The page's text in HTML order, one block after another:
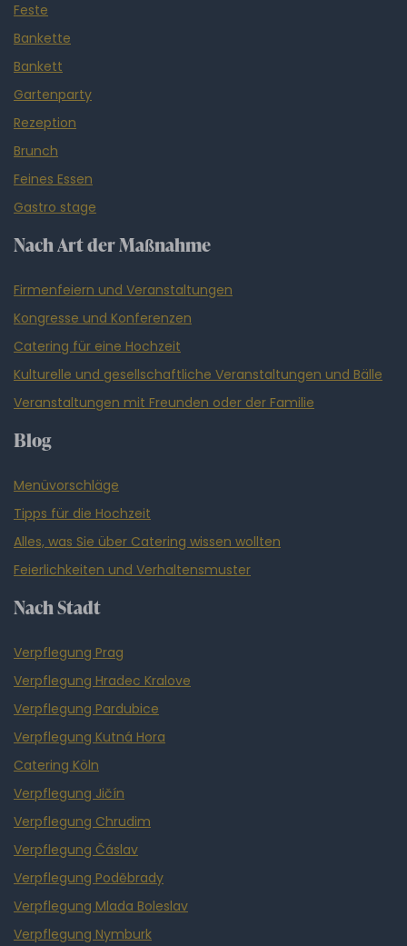
Feste
Bankette
Bankett
Gartenparty
Rezeption
Brunch
Feines Essen
Gastro stage
Nach Art der Maßnahme
Firmenfeiern und Veranstaltungen
Kongresse und Konferenzen
Catering für eine Hochzeit
Kulturelle und gesellschaftliche Veranstaltungen und Bälle
Veranstaltungen mit Freunden oder der Familie
Blog
Menüvorschläge
Tipps für die Hochzeit
Alles, was Sie über Catering wissen wollten
Feierlichkeiten und Verhaltensmuster
Nach Stadt
Verpflegung Prag
Verpflegung Hradec Kralove
Verpflegung Pardubice
Verpflegung Kutná Hora
Catering Köln
Verpflegung Jičín
Verpflegung Chrudim
Verpflegung Čáslav
Verpflegung Poděbrady
Verpflegung Mlada Boleslav
Verpflegung Nymburk